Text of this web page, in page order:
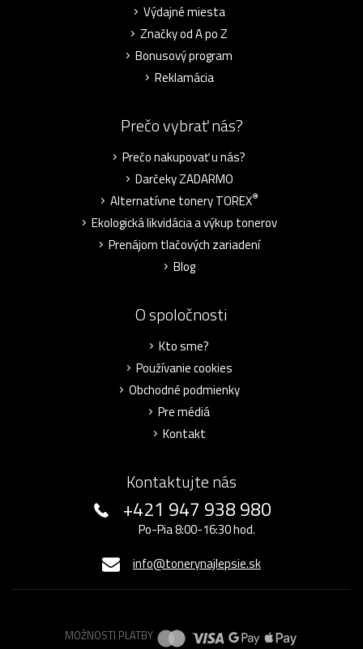
Výdajné miesta
Značky od A po Z
Bonusový program
Reklamácia
Prečo vybrať nás?
Prečo nakupovať u nás?
Darčeky ZADARMO
Alternatívne tonery TOREX®
Ekologická likvidácia a výkup tonerov
Prenájom tlačových zariadení
Blog
O spoločnosti
Kto sme?
Používanie cookies
Obchodné podmienky
Pre médiá
Kontakt
Kontaktujte nás
+421 947 938 980
Po-Pia 8:00-16:30 hod.
info@tonerynajlepsie.sk
MOŽNOSTI PLATBY